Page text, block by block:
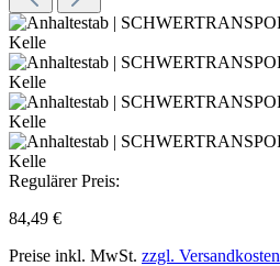
Regulärer Preis:
84,49 €
Preise inkl. MwSt. zzgl. Versandkosten